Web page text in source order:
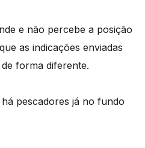
e não percebe a posição
as indicações enviadas
forma diferente.
pescadores já no fundo